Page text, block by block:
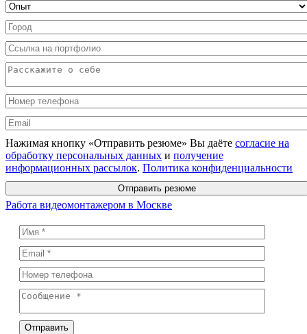
Нажимая кнопку «Отправить резюме» Вы даёте согласие на
обработку персональных данных и получение
информационных рассылок. Политика конфиденциальности
Отправить резюме
Работа видеомонтажером в Москве
Отправить